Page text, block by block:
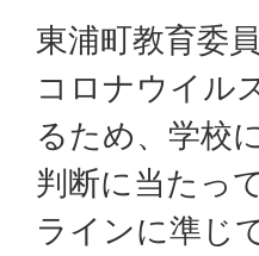
東浦町教育委
コロナウイル
るため、学校
判断に当たっ
ラインに準じ